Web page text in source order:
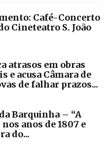
Café-Concerto
Cineteatro S. João
atrasos em obras
e acusa Câmara de
de falhar prazos...
Barquinha – “A
anos de 1807 e
do...